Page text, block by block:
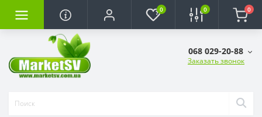
0 0 0
068 029-20-88
Заказать звонок